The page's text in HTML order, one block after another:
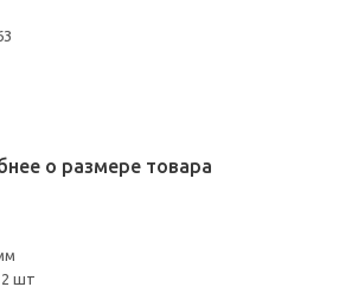
о размере товара
2 шт